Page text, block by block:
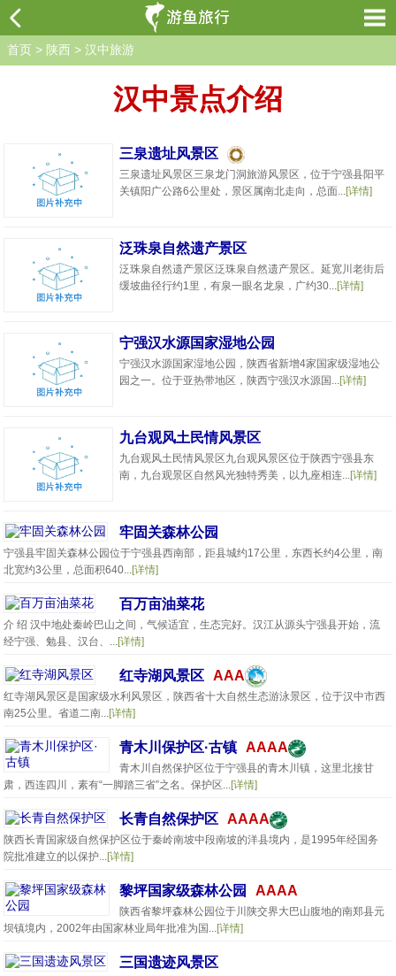
首页 > 陕西 > 汉中旅游
汉中景点介绍
三泉遗址风景区
三泉遗址风景区三泉龙门洞旅游风景区，位于宁强县阳平
关镇阳广公路6公里处，景区属南北走向，总面...[详情]
泛珠泉自然遗产景区
泛珠泉自然遗产景区泛珠泉自然遗产景区。延宽川老街后
缓坡曲径行约1里，有泉一眼名龙泉，广约30...[详情]
宁强汉水源国家湿地公园
宁强汉水源国家湿地公园，陕西省新增4家国家级湿地公
园之一。位于亚热带地区，陕西宁强汉水源国...[详情]
九台观风土民情风景区
九台观风土民情风景区九台观风景区位于陕西宁强县东
南，九台观景区自然风光独特秀美，以九座相连...[详情]
牢固关森林公园
宁强县牢固关森林公园位于宁强县西南部，距县城约17公里，东西长约4公里，南
北宽约3公里，总面积640...[详情]
百万亩油菜花
介 绍 汉中地处秦岭巴山之间，气候适宜，生态完好。汉江从源头宁强县开始，流
经宁强、勉县、汉台、...[详情]
红寺湖风景区 AAA
红寺湖风景区是国家级水利风景区，陕西省十大自然生态游泳景区，位于汉中市西
南25公里。省道二南...[详情]
青木川保护区·古镇 AAAA
青木川自然保护区位于宁强县的青木川镇，这里北接甘
肃，西连四川，素有“一脚踏三省”之名。保护区...[详情]
长青自然保护区 AAAA
陕西长青国家级自然保护区位于秦岭南坡中段南坡的洋县境内，是1995年经国务
院批准建立的以保护...[详情]
黎坪国家级森林公园 AAAA
陕西省黎坪森林公园位于川陕交界大巴山腹地的南郑县元
坝镇境内，2002年由国家林业局年批准为国...[详情]
三国遗迹风景区